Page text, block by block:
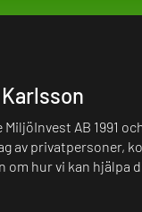
AB 1991
av privatpersoner,
hur vi kan hjälpa